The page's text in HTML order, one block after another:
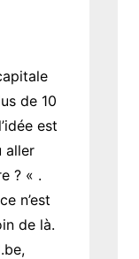
de 10
est
aller
? « .
n’est
de là.